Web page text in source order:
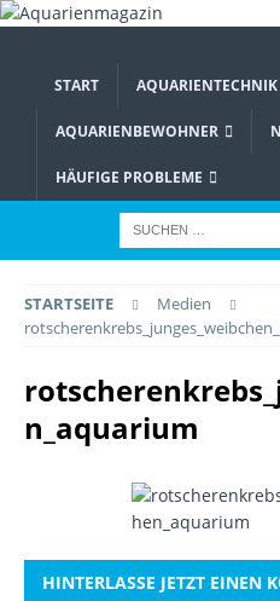
START AQUARIENTECHNIK
AQUARIENBEWOHNER
HÄUFIGE PROBLEME
STARTSEITE
Medien
n_aquarium
HINTERLASSE JETZT EINEN